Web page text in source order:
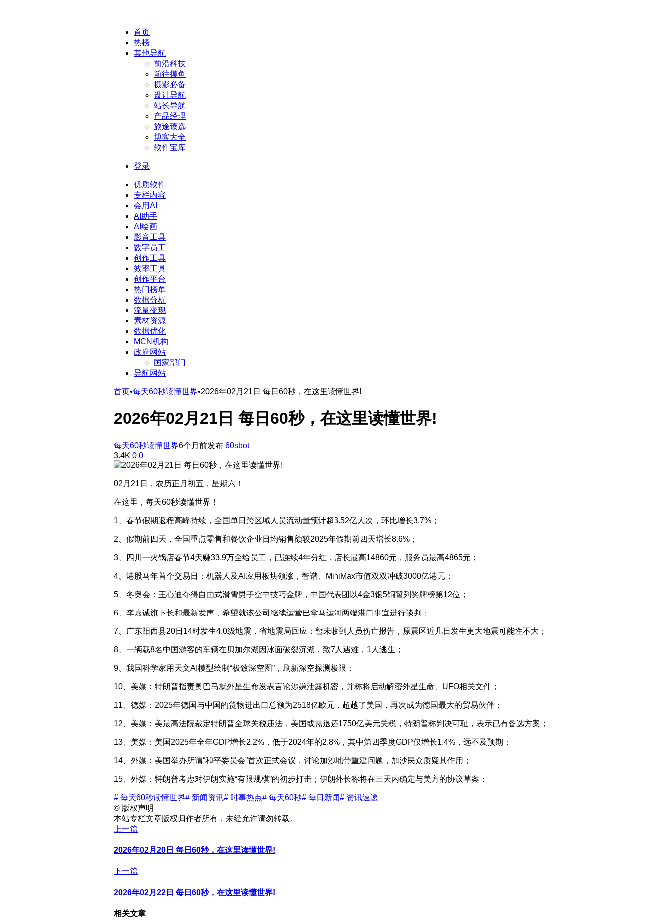
首页
热榜
其他导航
前沿科技
前往摸鱼
摄影必备
设计导航
站长导航
产品经理
旅途臻选
博客大全
软件宝库
登录
优质软件
专栏内容
会用AI
AI助手
AI绘画
影音工具
数字员工
创作工具
效率工具
创作平台
热门榜单
数据分析
流量变现
素材资源
数据优化
MCN机构
政府网站
国家部门
导航网站
首页•每天60秒读懂世界•2026年02月21日 每日60秒，在这里读懂世界!
2026年02月21日 每日60秒，在这里读懂世界!
每天60秒读懂世界6个月前发布 60sbot
3.4K 0 0
02月21日，农历正月初五，星期六！
在这里，每天60秒读懂世界！
1、春节假期返程高峰持续，全国单日跨区域人员流动量预计超3.52亿人次，环比增长3.7%；
2、假期前四天，全国重点零售和餐饮企业日均销售额较2025年假期前四天增长8.6%；
3、四川一火锅店春节4天赚33.9万全给员工，已连续4年分红，店长最高14860元，服务员最高4865元；
4、港股马年首个交易日：机器人及AI应用板块领涨，智谱、MiniMax市值双双冲破3000亿港元；
5、冬奥会：王心迪夺得自由式滑雪男子空中技巧金牌，中国代表团以4金3银5铜暂列奖牌榜第12位；
6、李嘉诚旗下长和最新发声，希望就该公司继续运营巴拿马运河两端港口事宜进行谈判；
7、广东阳西县20日14时发生4.0级地震，省地震局回应：暂未收到人员伤亡报告，原震区近几日发生更大地震可能性不大；
8、一辆载8名中国游客的车辆在贝加尔湖因冰面破裂沉湖，致7人遇难，1人逃生；
9、我国科学家用天文AI模型绘制“极致深空图”，刷新深空探测极限；
10、美媒：特朗普指责奥巴马就外星生命发表言论涉嫌泄露机密，并称将启动解密外星生命、UFO相关文件；
11、德媒：2025年德国与中国的货物进出口总额为‌2518亿欧元‌，超越了美国，再次成为德国最大的贸易伙伴；
12、美媒：美最高法院裁定特朗普全球关税违法，美国或需退还1750亿美元关税，特朗普称判决可耻，表示已有备选方案；
13、美媒：美国2025年全年GDP增长2.2%，低于2024年的2.8%，其中第四季度GDP仅增长1.4%，远不及预期；
14、外媒：美国举办所谓“和平委员会”首次正式会议，讨论加沙地带重建问题，加沙民众质疑其作用；
15、外媒：特朗普考虑对伊朗实施“有限规模”的初步打击；伊朗外长称将在三天内确定与美方的协议草案；
# 每天60秒读懂世界# 新闻资讯# 时事热点# 每天60秒# 每日新闻# 资讯速递
© 版权声明
本站专栏文章版权归作者所有，未经允许请勿转载。
上一篇
2026年02月20日 每日60秒，在这里读懂世界!
下一篇
2026年02月22日 每日60秒，在这里读懂世界!
相关文章